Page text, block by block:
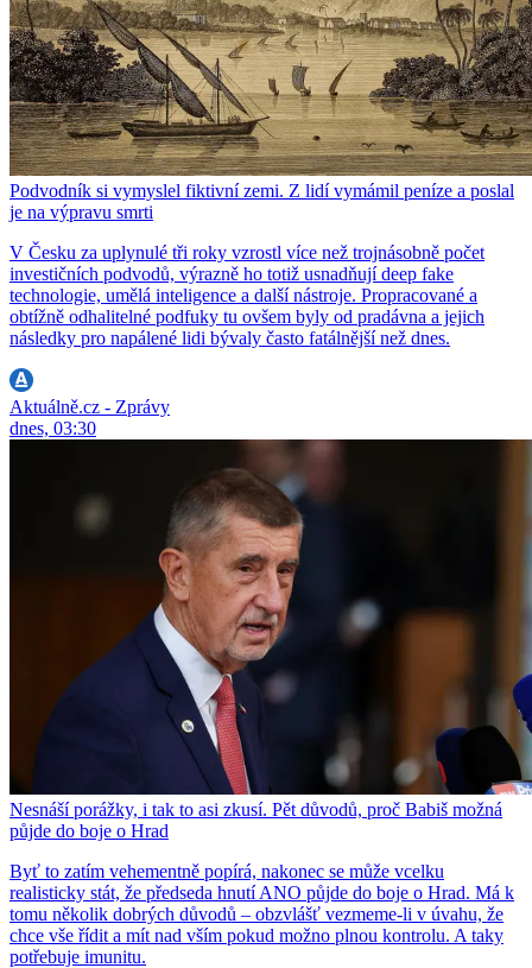
Podvodník si vymyslel fiktivní zemi. Z lidí vymámil peníze a poslal
je na výpravu smrti
V Česku za uplynulé tři roky vzrostl více než trojnásobně počet
investičních podvodů, výrazně ho totiž usnadňují deep fake
technologie, umělá inteligence a další nástroje. Propracované a
obtížně odhalitelné podfuky tu ovšem byly od pradávna a jejich
následky pro napálené lidi bývaly často fatálnější než dnes.
Aktuálně.cz - Zprávy
dnes, 03:30
Nesnáší porážky, i tak to asi zkusí. Pět důvodů, proč Babiš možná
půjde do boje o Hrad
Byť to zatím vehementně popírá, nakonec se může vcelku
realisticky stát, že předseda hnutí ANO půjde do boje o Hrad. Má k
tomu několik dobrých důvodů – obzvlášť vezmeme-li v úvahu, že
chce vše řídit a mít nad vším pokud možno plnou kontrolu. A taky
potřebuje imunitu.